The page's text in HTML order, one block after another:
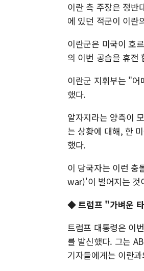
이란 측 주장은 정반
에 있던 적군이 이란
이란군은 미국이 호
의 이번 공습을 휴전
이란군 지휘부는 "어
했다.
알자지라는 양측이
는 상황에 대해, 한
했다.
이 당국자는 이런
war)'이 벌어지는 것
◆ 트럼프 "가벼운
트럼프 대통령은 이
를 발신했다. 그는
기자들에게는 이란